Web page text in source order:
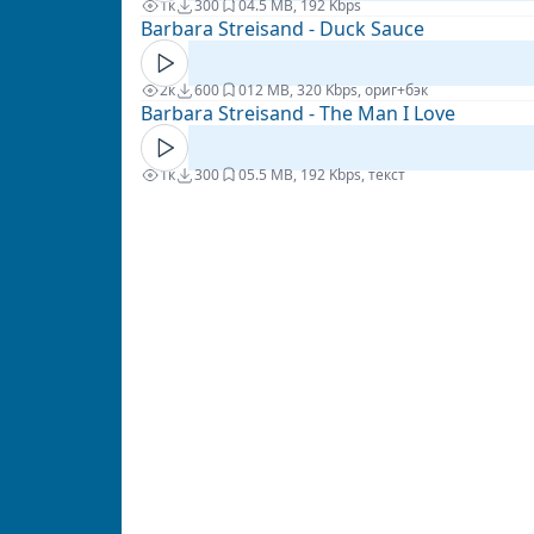
1к 300 04.5 MB, 192 Kbps
Barbara Streisand - Duck Sauce
2к 600 012 MB, 320 Kbps, ориг+бэк
Barbara Streisand - The Man I Love
1к 300 05.5 MB, 192 Kbps, текст